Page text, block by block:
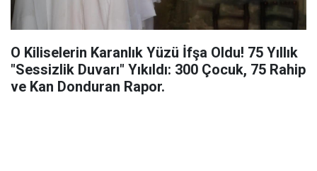
O Kiliselerin Karanlık Yüzü İfşa Oldu! 75 Yıllık
"Sessizlik Duvarı" Yıkıldı: 300 Çocuk, 75 Rahip
ve Kan Donduran Rapor.